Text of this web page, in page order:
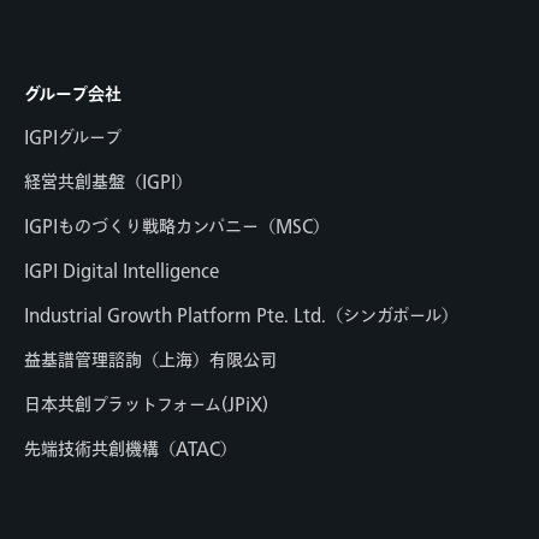
グループ会社
IGPIグループ
経営共創基盤（IGPI）
IGPIものづくり戦略カンパニー（MSC）
IGPI Digital Intelligence
Industrial Growth Platform Pte. Ltd.（シンガポール）
益基譜管理諮詢（上海）有限公司
日本共創プラットフォーム(JPiX)
先端技術共創機構（ATAC）